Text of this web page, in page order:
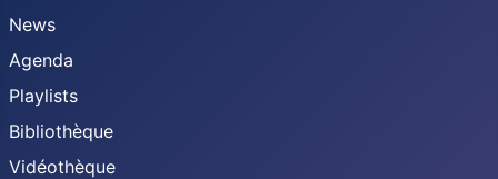
News
Agenda
Playlists
Bibliothèque
Vidéothèque